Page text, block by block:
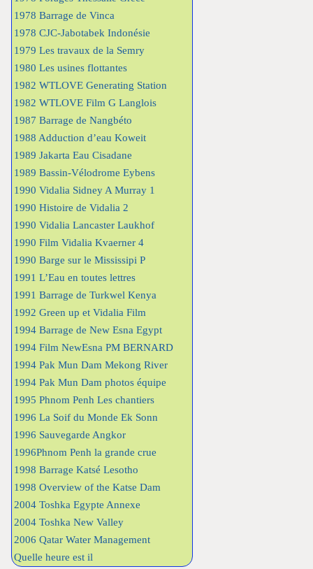
1978 Barrage de Vinca
1978 CJC-Jabotabek Indonésie
1979 Les travaux de la Semry
1980 Les usines flottantes
1982 WTLOVE Generating Station
1982 WTLOVE Film G Langlois
1987 Barrage de Nangbéto
1988 Adduction d’eau Koweit
1989 Jakarta Eau Cisadane
1989 Bassin-Vélodrome Eybens
1990 Vidalia Sidney A Murray 1
1990 Histoire de Vidalia 2
1990 Vidalia Lancaster Laukhof
1990 Film Vidalia Kvaerner 4
1990 Barge sur le Mississipi P
1991 L’Eau en toutes lettres
1991 Barrage de Turkwel Kenya
1992 Green up et Vidalia Film
1994 Barrage de New Esna Egypt
1994 Film NewEsna PM BERNARD
1994 Pak Mun Dam Mekong River
1994 Pak Mun Dam photos équipe
1995 Phnom Penh Les chantiers
1996 La Soif du Monde Ek Sonn
1996 Sauvegarde Angkor
1996Phnom Penh la grande crue
1998 Barrage Katsé Lesotho
1998 Overview of the Katse Dam
2004 Toshka Egypte Annexe
2004 Toshka New Valley
2006 Qatar Water Management
Quelle heure est il